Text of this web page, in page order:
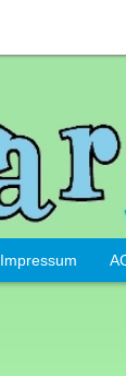
Impressum